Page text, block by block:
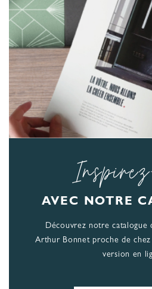
AVEC NOTRE
Découvrez notre catalogue
Arthur Bonnet proche de
version en